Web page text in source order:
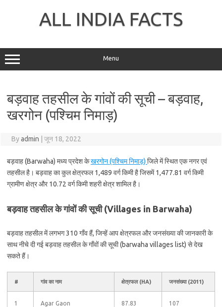
ALL INDIA FACTS
Menu
बड़वाह तहसील के गांवों की सूची – बड़वाह,
खरगोन (पश्चिम निमाड़)
Byadmin जून 18, 2022
बड़वाह (Barwaha) मध्य प्रदेश केखरगोन (पश्चिम निमाड़) जिले में स्थित एक नगर एवं
तहसील है। बड़वाह का कुल क्षेत्रफल 1,489 वर्ग किमी है जिसमें 1,477.81 वर्ग किमी
ग्रामीण क्षेत्र और 10.72 वर्ग किमी शहरी क्षेत्र शामिल है।
बड़वाह तहसील के गांवों की सूची (Villages in Barwaha)
बड़वाह तहसील में लगभग 310 गाँव हैं, जिन्हें आप क्षेत्रफल और जनसंख्या की जानकारी के
साथ नीचे दी गई बड़वाह तहसील के गाँवों की सूची (barwaha villages list) से देख
सकते हैं।
# गांव का नाम क्षेत्रफल (HA) जनसंख्या (2011)
1 Agar Gaon 87.83 107